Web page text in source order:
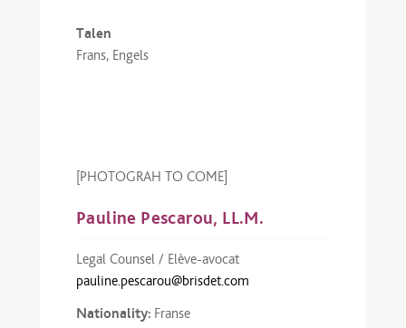
Talen
Frans, Engels
[PHOTOGRAH TO COME]
Pauline Pescarou, LL.M.
Legal Counsel / Elève-avocat
pauline.pescarou@brisdet.com
Nationality: Franse